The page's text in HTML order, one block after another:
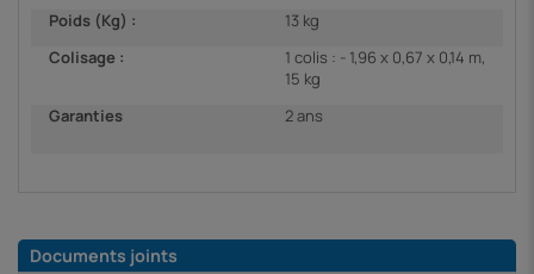
Poids (Kg) :
13 kg
Colisage :
1 colis : - 1,96 x 0,67 x 0,14 m,
15 kg
Garanties
2 ans
Documents joints